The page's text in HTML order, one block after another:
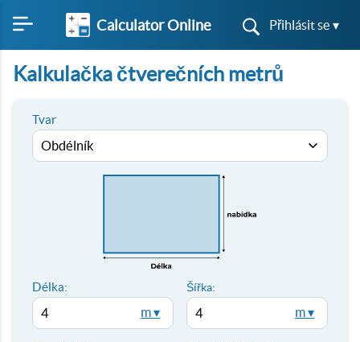
Calculator Online Přihlásit se ▾
Kalkulačka čtverečních metrů
Tvar
Délka:
m ▾
Šířka:
m ▾